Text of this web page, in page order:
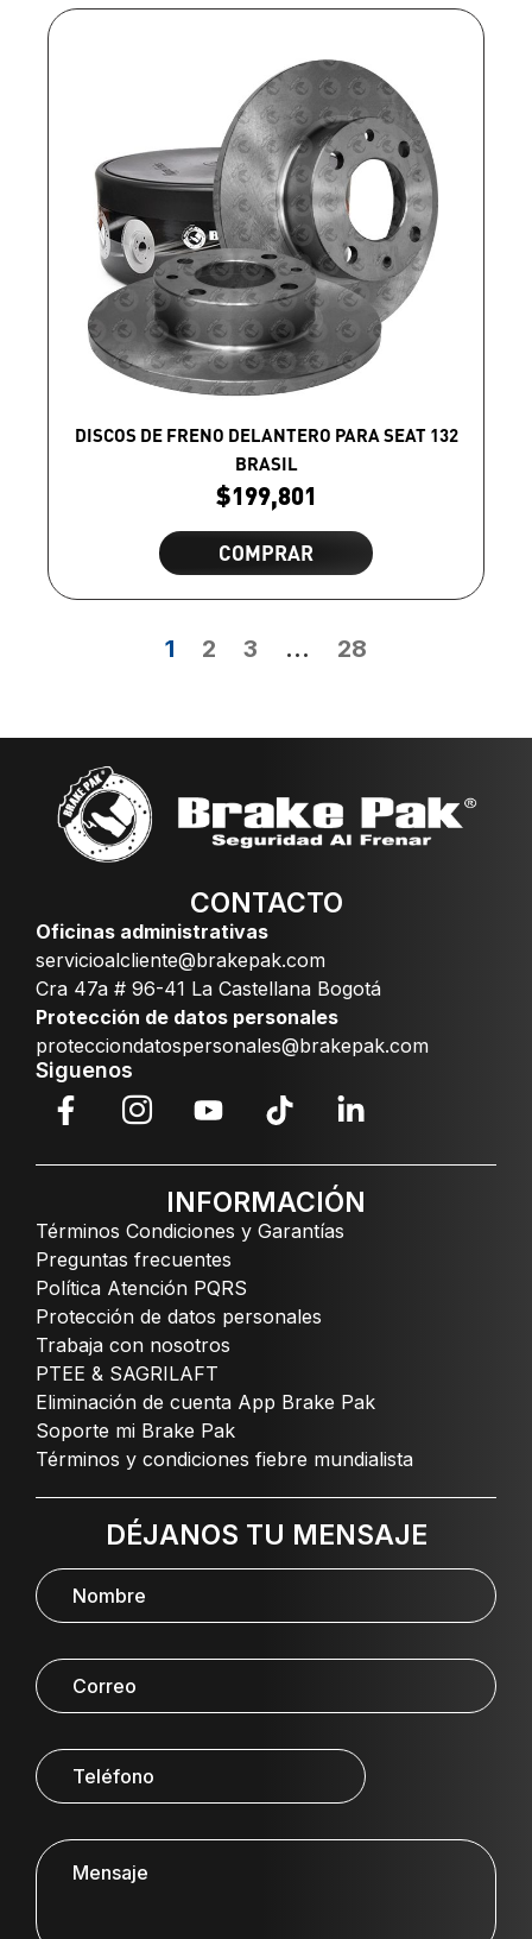
DISCOS DE FRENO DELANTERO PARA SEAT 132
BRASIL
$199,801
COMPRAR
1 2 3 … 28
CONTACTO
Oficinas administrativas
servicioalcliente@brakepak.com
Cra 47a # 96-41 La Castellana Bogotá
Protección de datos personales
protecciondatospersonales@brakepak.com
Siguenos
INFORMACIÓN
Términos Condiciones y Garantías
Preguntas frecuentes
Política Atención PQRS
Protección de datos personales
Trabaja con nosotros
PTEE & SAGRILAFT
Eliminación de cuenta App Brake Pak
Soporte mi Brake Pak
Términos y condiciones fiebre mundialista
DÉJANOS TU MENSAJE